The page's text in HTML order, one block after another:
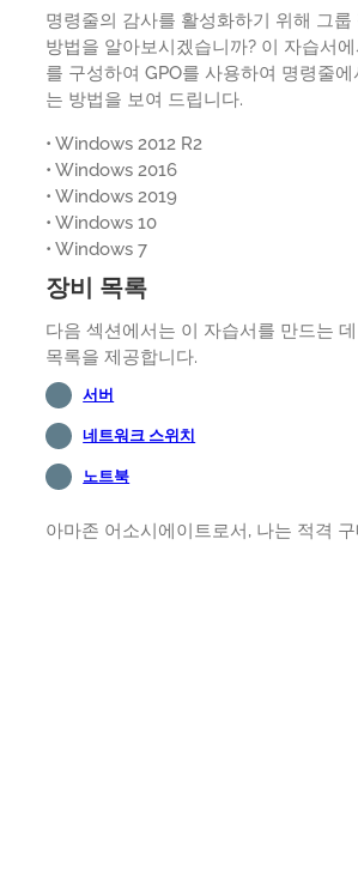
명령줄의 감사를 활성화하기 위해 그룹
방법을 알아보시겠습니까? 이 자습서
를 구성하여 GPO를 사용하여 명령줄
는 방법을 보여 드립니다.
• Windows 2012 R2
• Windows 2016
• Windows 2019
• Windows 10
• Windows 7
장비 목록
다음 섹션에서는 이 자습서를 만드는
목록을 제공합니다.
서버
네트워크 스위치
노트북
아마존 어소시에이트로서, 나는 적격